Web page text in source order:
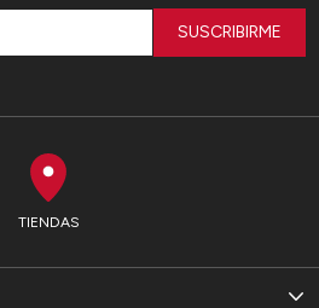
TIENDAS
SUSCRIBIRME